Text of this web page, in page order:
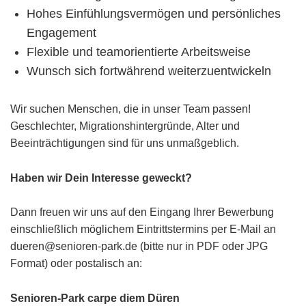
Hohes Einfühlungsvermögen und persönliches
Engagement
Flexible und teamorientierte Arbeitsweise
Wunsch sich fortwährend weiterzuentwickeln
Wir suchen Menschen, die in unser Team passen!
Geschlechter, Migrationshintergründe, Alter und
Beeinträchtigungen sind für uns unmaßgeblich.
Haben wir Dein Interesse geweckt?
Dann freuen wir uns auf den Eingang Ihrer Bewerbung
einschließlich möglichem Eintrittstermins per E-Mail an
dueren@senioren-park.de (bitte nur in PDF oder JPG
Format) oder postalisch an:
Senioren-Park carpe diem Düren